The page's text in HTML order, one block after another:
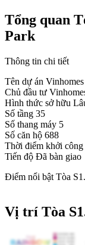
Tổng quan
Park
Thông tin chi tiết
Tên dự án
Chủ đầu tư
Hình thức sở hữu
Số tầng 35
Số thang máy 5
Số căn hộ 688
Thời điểm khởi công
Tiến độ Đã bàn giao
Điểm nổi bật Tòa
Vị trí Tòa